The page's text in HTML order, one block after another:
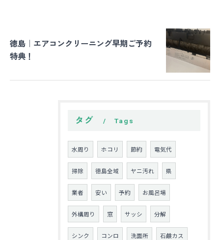
徳島｜エアコンクリーニング早期ご予約
特典！
タグ Tags
水周り ホコリ 節約 電気代
掃除 徳島全域 ヤニ汚れ 県
業者 安い 予約 お風呂場
外構周り 窓 サッシ 分解
シンク コンロ 洗面所 石鹸カス